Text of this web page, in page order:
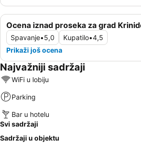
Ocena iznad proseka za grad
Spavanje•5,0 Kupatilo•4,5
Prikaži još ocena
Najvažniji sadržaji
WiFi u lobiju
Parking
Bar u hotelu
Svi sadržaji
Sadržaji u objektu